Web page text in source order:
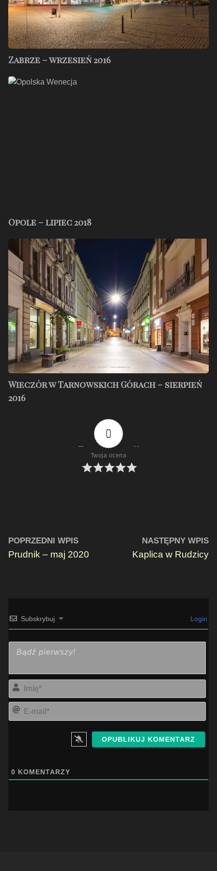
Zabrze – wrzesień 2016
Opole
Opole – lipiec 2018
Wieczór
w
Tarnowskich
Górach
sierpień
2016
Wieczór w Tarnowskich Górach – sierpień
2016
0
Twoja ocena
POPRZEDNI WPIS
Prudnik – maj 2020
NASTĘPNY WPIS
Kaplica w Rudzicy
Subskrybuj Login
0 KOMENTARZY